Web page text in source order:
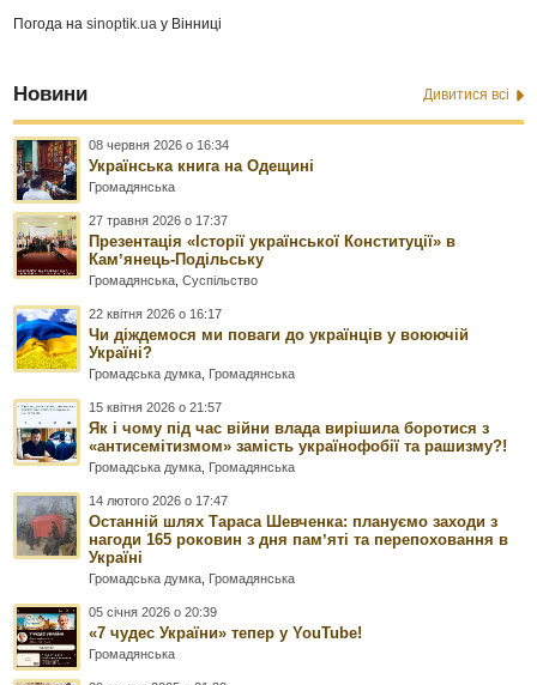
Погода наsinoptik.ua у Вінниці
Новини Дивитися всі
08 червня 2026 о 16:34
Українська книга на Одещині
Громадянська
27 травня 2026 о 17:37
Презентація «Історії української Конституції» в
Камʼянець-Подільську
Громадянська ,Суспільство
22 квітня 2026 о 16:17
Чи діждемося ми поваги до українців у воюючій
Україні?
Громадська думка Громадянська
15 квітня 2026 о 21:57
Як і чому під час війни влада вирішила боротися з
«антисемітизмом» замість українофобії та рашизму?!
Громадська думка Громадянська
14 лютого 2026 о 17:47
Останній шлях Тараса Шевченка: плануємо заходи з
нагоди 165 роковин з дня памʼяті та перепоховання в
Україні
Громадська думка Громадянська
05 січня 2026 о 20:39
«7 чудес України» тепер у YouTube!
Громадянська